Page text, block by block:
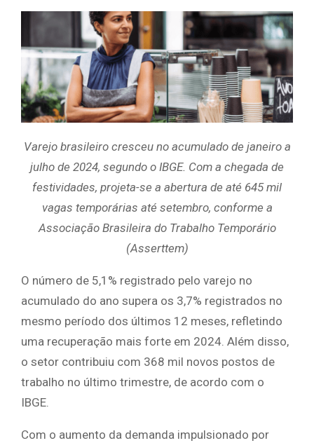
Varejo brasileiro cresceu no acumulado de janeiro a
julho de 2024, segundo o IBGE. Com a chegada de
festividades, projeta-se a abertura de até 645 mil
vagas temporárias até setembro, conforme a
Associação Brasileira do Trabalho Temporário
(Asserttem)
O número de 5,1% registrado pelo varejo no
acumulado do ano supera os 3,7% registrados no
mesmo período dos últimos 12 meses, refletindo
uma recuperação mais forte em 2024. Além disso,
o setor contribuiu com 368 mil novos postos de
trabalho no último trimestre, de acordo com o
IBGE.
Com o aumento da demanda impulsionado por